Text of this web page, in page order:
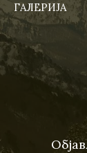
ГАЛЕРИЈА